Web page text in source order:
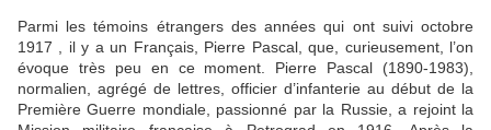
Parmi les témoins étrangers des années qui ont suivi octobre
1917 , il y a un Français, Pierre Pascal, que, curieusement, l’on
évoque très peu en ce moment. Pierre Pascal (1890-1983),
normalien, agrégé de lettres, officier d’infanterie au début de la
Première Guerre mondiale, passionné par la Russie, a rejoint la